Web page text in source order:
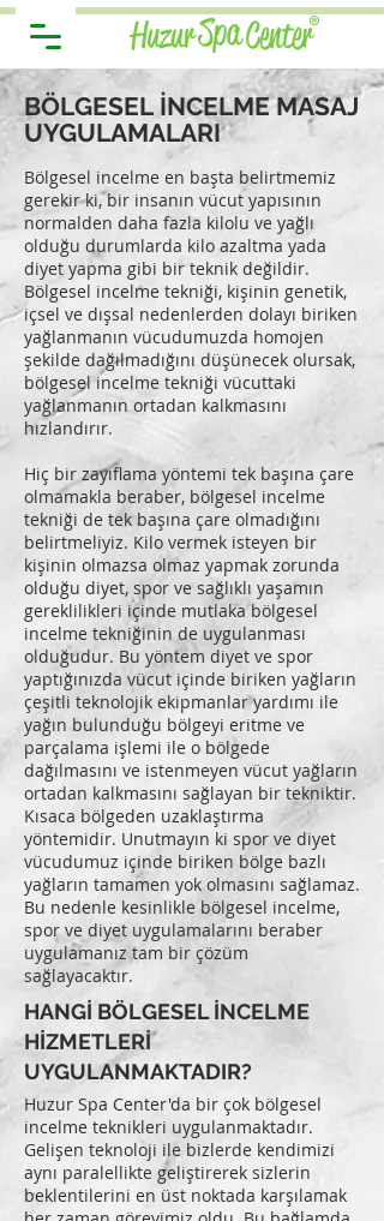
BÖLGESEL İNCELME MASAJ
UYGULAMALARI
Bölgesel incelme en başta belirtmemiz
gerekir ki, bir insanın vücut yapısının
normalden daha fazla kilolu ve yağlı
olduğu durumlarda kilo azaltma yada
diyet yapma gibi bir teknik değildir.
Bölgesel incelme tekniği, kişinin genetik,
içsel ve dışsal nedenlerden dolayı biriken
yağlanmanın vücudumuzda homojen
şekilde dağılmadığını düşünecek olursak,
bölgesel incelme tekniği vücuttaki
yağlanmanın ortadan kalkmasını
hızlandırır.
Hiç bir zayıflama yöntemi tek başına çare
olmamakla beraber, bölgesel incelme
tekniği de tek başına çare olmadığını
belirtmeliyiz. Kilo vermek isteyen bir
kişinin olmazsa olmaz yapmak zorunda
olduğu diyet, spor ve sağlıklı yaşamın
gereklilikleri içinde mutlaka bölgesel
incelme tekniğinin de uygulanması
olduğudur. Bu yöntem diyet ve spor
yaptığınızda vücut içinde biriken yağların
çeşitli teknolojik ekipmanlar yardımı ile
yağın bulunduğu bölgeyi eritme ve
parçalama işlemi ile o bölgede
dağılmasını ve istenmeyen vücut yağların
ortadan kalkmasını sağlayan bir tekniktir.
Kısaca bölgeden uzaklaştırma
yöntemidir. Unutmayın ki spor ve diyet
vücudumuz içinde biriken bölge bazlı
yağların tamamen yok olmasını sağlamaz.
Bu nedenle kesinlikle bölgesel incelme,
spor ve diyet uygulamalarını beraber
uygulamanız tam bir çözüm
sağlayacaktır.
HANGİ BÖLGESEL İNCELME
HİZMETLERİ
UYGULANMAKTADIR?
Huzur Spa Center'da bir çok bölgesel
incelme teknikleri uygulanmaktadır.
Gelişen teknoloji ile bizlerde kendimizi
aynı paralellikte geliştirerek sizlerin
beklentilerini en üst noktada karşılamak